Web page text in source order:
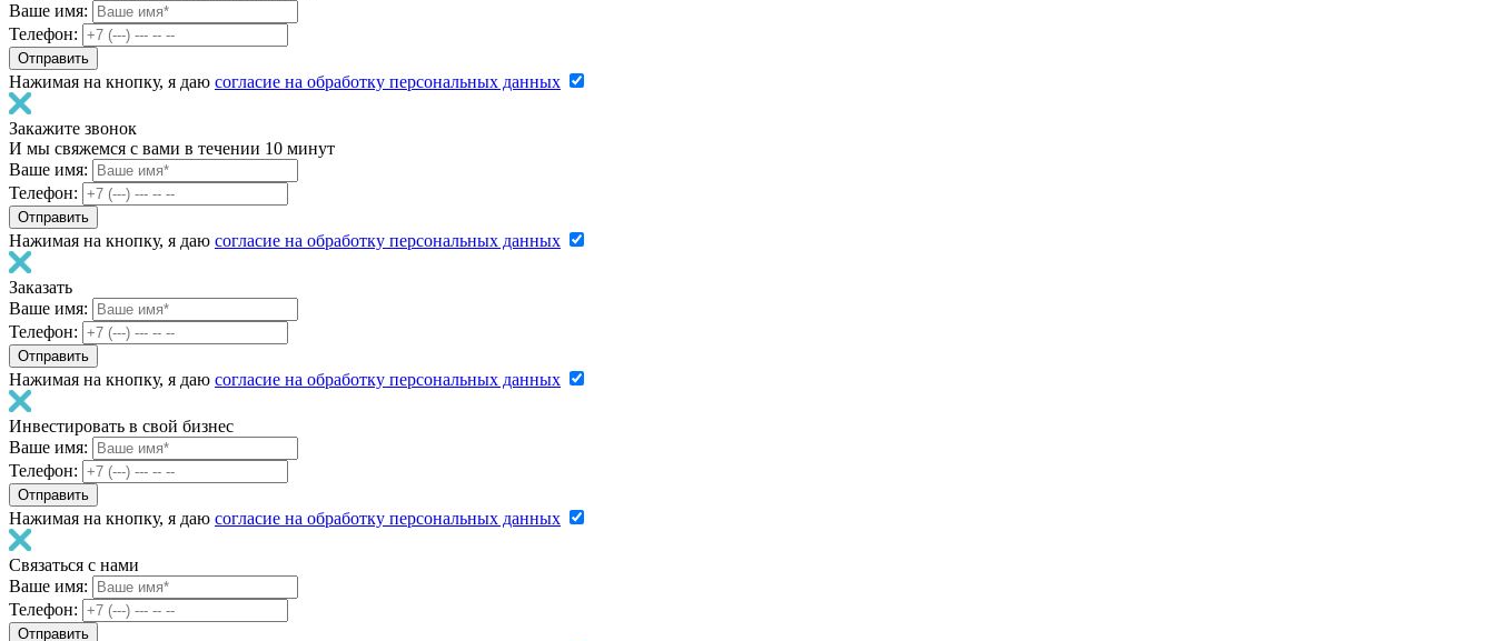
Ваше имя:
Телефон:
Нажимая на кнопку, я даю согласие на обработку персональных данных
Закажите звонок
И мы свяжемся с вами в течении 10 минут
Ваше имя:
Телефон:
Нажимая на кнопку, я даю согласие на обработку персональных данных
Заказать
Ваше имя:
Телефон:
Нажимая на кнопку, я даю согласие на обработку персональных данных
Инвестировать в свой бизнес
Ваше имя:
Телефон:
Нажимая на кнопку, я даю согласие на обработку персональных данных
Связаться с нами
Ваше имя:
Телефон: